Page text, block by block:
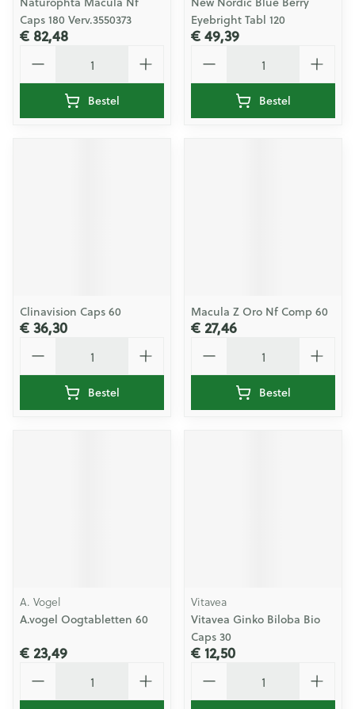
Caps 180 Verv.3550373
€ 82,48
Bestel
Eyebright Tabl 120
€ 49,39
Bestel
Clinavision Caps 60
€ 36,30
Bestel
Macula Z Oro Nf Comp 60
€ 27,46
Bestel
A. Vogel
A.vogel Oogtabletten 60
€ 23,49
Vitavea
Vitavea Ginko Biloba Bio
Caps 30
€ 12,50